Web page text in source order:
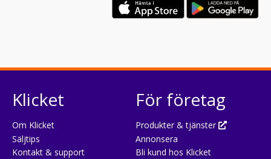
Klicket
Om Klicket
Säljtips
Kontakt & support
För företag
Produkter & tjänster
Annonsera
Bli kund hos Klicket